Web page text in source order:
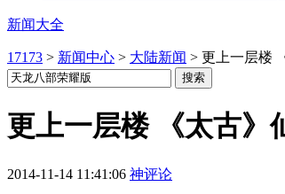
新闻大全
17173 > 新闻中心 > 大陆新闻 > 更上一层楼
更上一层楼 《太古》
2014-11-14 11:41:06 神评论